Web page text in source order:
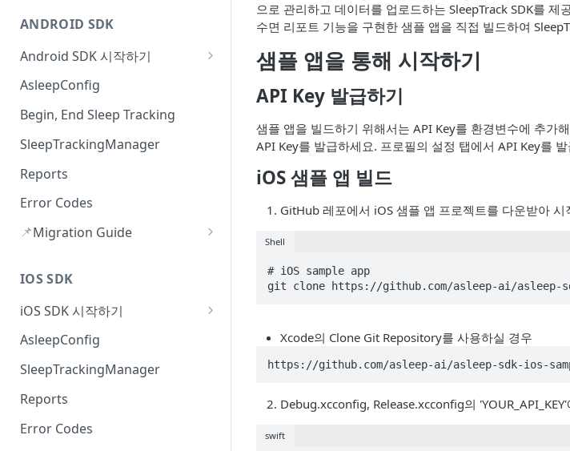
ANDROID SDK
Android SDK 시작하기
Version History
AsleepConfig
Begin, End Sleep Tracking
SleepTrackingManager
Reports
Error Codes
📌Migration Guide
(v3.2.1)
수면 측정 중 에러 수신(v3.2.0)
IOS SDK
iOS SDK 시작하기
Version History
AsleepConfig
SleepTrackingManager
Reports
Error Codes
으로 관리하고 데이터를 업로드하는 SleepTrack SDK를 제
수면 리포트 기능을 구현한 샘플 앱을 직접 빌드하여
샘플 앱을 통해 시작하기
API Key 발급하기
샘플 앱을 빌드하기 위해서는 API Key를 환경변수에 추가
API Key를 발급하세요. 프로필의 설정 탭에서 API Key를
iOS 샘플 앱 빌드
GitHub 레포에서 iOS 샘플 앱 프로젝트를 다운받아 시
Shell
# iOS sample app
git clone https://github.com/asleep-ai/asleep-
Xcode의 Clone Git Repository를 사용하실 경우
https://github.com/asleep-ai/asleep-sdk-ios-
Debug.xcconfig, Release.xcconfig의
swift